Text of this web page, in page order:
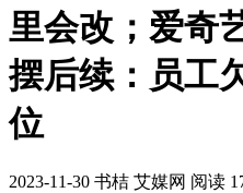
里会改；爱奇
摆后续：员工
位
2023-11-30 书桔 艾媒网 阅读